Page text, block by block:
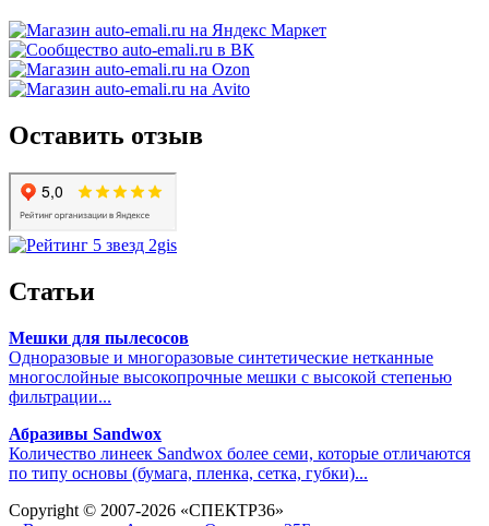
Оставить отзыв
Статьи
Мешки для пылесосов
Одноразовые и многоразовые синтетические нетканные
многослойные высокопрочные мешки с высокой степенью
фильтрации...
Абразивы Sandwox
Количество линеек Sandwox более семи, которые отличаются
по типу основы (бумага, пленка, сетка, губки)...
Copyright © 2007-2026 «СПЕКТР36»